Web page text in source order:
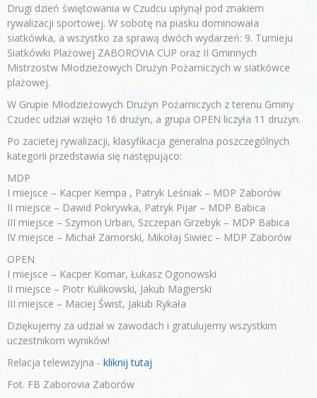
Drugi dzień świętowania w Czudcu upłynął pod znakiem
rywalizacji sportowej. W sobotę na piasku dominowała
siatkówka, a wszystko za sprawą dwóch wydarzeń: 9. Turnieju
Siatkówki Plażowej ZABOROVIA CUP oraz II Gminnych
Mistrzostw Młodzieżowych Drużyn Pożarniczych w siatkówce
plażowej.
W Grupie Młodzieżowych Drużyn Pożarniczych z terenu Gminy
Czudec udział wzięło 16 drużyn, a grupa OPEN liczyła 11 drużyn.
Po zacietej rywalizacji, klasyfikacja generalna poszczególnych
kategorii przedstawia się następująco:
MDP
I miejsce – Kacper Kempa , Patryk Leśniak – MDP Zaborów
II miejsce – Dawid Pokrywka, Patryk Pijar – MDP Babica
III miejsce – Szymon Urban, Szczepan Grzebyk – MDP Babica
IV miejsce – Michał Zamorski, Mikołaj Siwiec – MDP Zaborów
OPEN
I miejsce – Kacper Komar, Łukasz Ogonowski
II miejsce – Piotr Kulikowski, Jakub Magierski
III miejsce – Maciej Świst, Jakub Rykała
Dziękujemy za udział w zawodach i gratulujemy wszystkim
uczestnikom wyników!
Relacja telewizyjna - kliknij tutaj
Fot. FB Zaborovia Zaborów